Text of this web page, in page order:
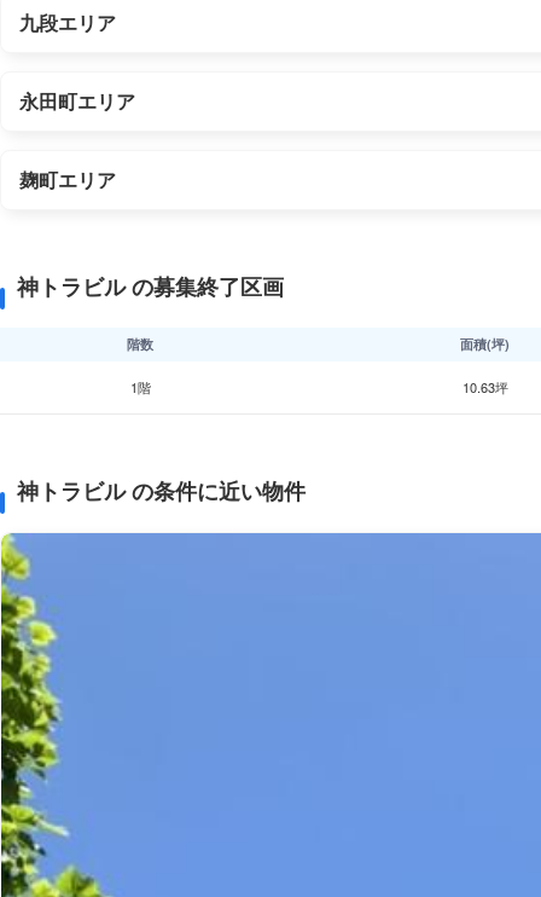
九段エリア
永田町エリア
麹町エリア
神トラビル の募集終了区画
階数 面積(坪)
1階 10.63坪
神トラビル の条件に近い物件